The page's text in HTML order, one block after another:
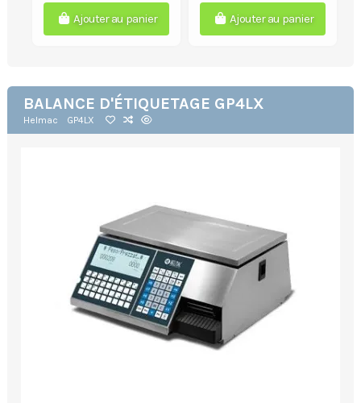
Ajouter au panier Ajouter au panier
BALANCE D'ÉTIQUETAGE GP4LX
Helmac GP4LX